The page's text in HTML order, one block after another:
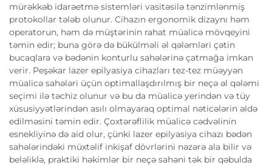
mürəkkəb idarəetmə sistemləri vasitəsilə tənzimlənmiş
protokollar tələb olunur. Cihazın ergonomik dizaynı həm
operatorun, həm də müştərinin rahat müalicə mövqeyini
təmin edir; buna görə də bükülməli əl qələmləri çətin
bucaqlara və bədənin konturlu sahələrinə çatmağa imkan
verir. Peşəkar lazer epilyasiya cihazları tez-tez müəyyən
müalicə sahələri üçün optimallaşdırılmış bir neçə əl qələmi
seçimi ilə təchiz olunur və bu da müalicə yerindən və tüy
xüsusiyyətlərindən asılı olmayaraq optimal nəticələrin əldə
edilməsini təmin edir. Çoxtərəflilik müalicə cədvəlinin
esnekliyinə də aid olur, çünki lazer epilyasiya cihazı bədən
sahələrindəki müxtəlif inkişaf dövrlərini nəzərə ala bilir və
beləliklə, praktiki həkimlər bir neçə sahəni tək bir qəbulda